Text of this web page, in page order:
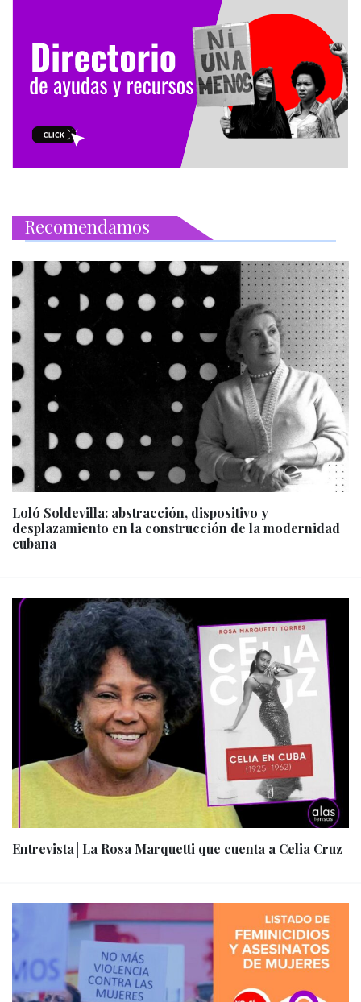
Recomendamos
Loló Soldevilla: abstracción, dispositivo y
desplazamiento en la construcción de la modernidad
cubana
Entrevista│La Rosa Marquetti que cuenta a Celia Cruz